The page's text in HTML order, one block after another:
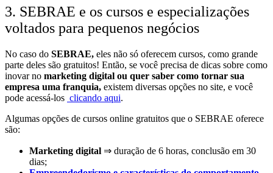
3. SEBRAE e os cursos e especializações
voltados para pequenos negócios
No caso do SEBRAE, eles não só oferecem cursos, como grande
parte deles são gratuitos! Então, se você precisa de dicas sobre como
inovar no marketing digital ou quer saber como tornar sua
empresa uma franquia, existem diversas opções no site, e você
pode acessá-los clicando aqui.
Algumas opções de cursos online gratuitos que o SEBRAE oferece
são:
Marketing digital ⇒ duração de 6 horas, conclusão em 30
dias;